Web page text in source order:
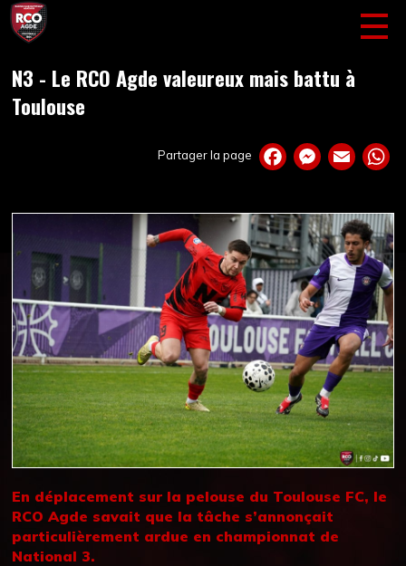
N3 - Le RCO Agde valeureux mais battu à
Toulouse
Partager la page
En déplacement sur la pelouse du Toulouse FC, le
RCO Agde savait que la tâche s’annonçait
particulièrement ardue en championnat de
National 3.